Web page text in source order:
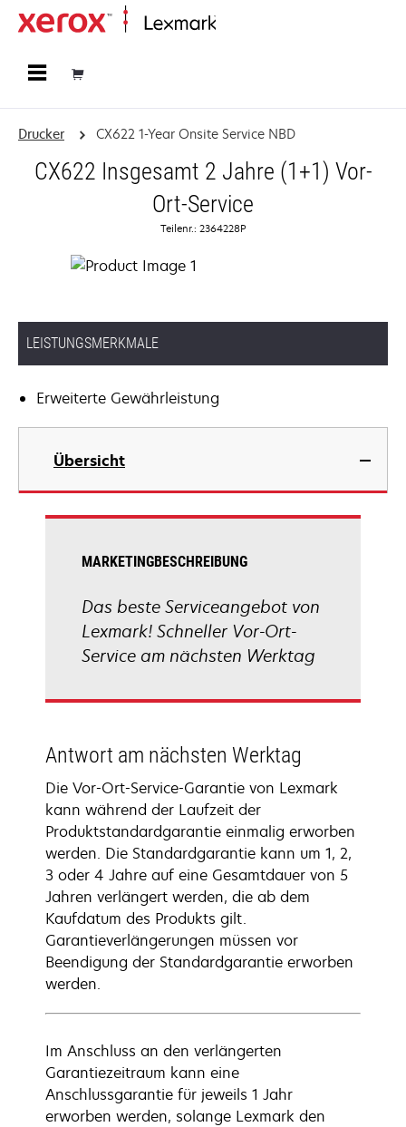
Drucker CX622 1-Year Onsite Service NBD
CX622 Insgesamt 2 Jahre (1+1) Vor-
Ort-Service
Teilenr.: 2364228P
LEISTUNGSMERKMALE
Erweiterte Gewährleistung
Übersicht
MARKETINGBESCHREIBUNG
Das beste Serviceangebot von
Lexmark! Schneller Vor-Ort-
Service am nächsten Werktag
Antwort am nächsten Werktag
Die Vor-Ort-Service-Garantie von Lexmark
kann während der Laufzeit der
Produktstandardgarantie einmalig erworben
werden. Die Standardgarantie kann um 1, 2,
3 oder 4 Jahre auf eine Gesamtdauer von 5
Jahren verlängert werden, die ab dem
Kaufdatum des Produkts gilt.
Garantieverlängerungen müssen vor
Beendigung der Standardgarantie erworben
werden.
Im Anschluss an den verlängerten
Garantiezeitraum kann eine
Anschlussgarantie für jeweils 1 Jahr
erworben werden, solange Lexmark den